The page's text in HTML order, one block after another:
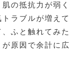
の抵抗力が弱
ラブルが増え
ふと触れてみ
原因で余計に